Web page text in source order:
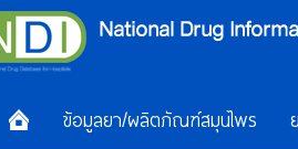
ข้อมูลยา/ผลิตภัณฑ์สมุนไพร